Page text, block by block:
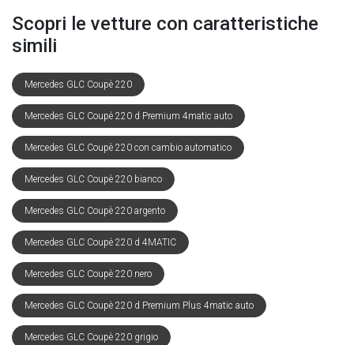
Scopri le vetture con caratteristiche
simili
Mercedes GLC Coupè 220
Mercedes GLC Coupè 220 d Premium 4matic auto
Mercedes GLC Coupè 220 con cambio automatico
Mercedes GLC Coupè 220 bianco
Mercedes GLC Coupè 220 argento
Mercedes GLC Coupè 220 d 4MATIC
Mercedes GLC Coupè 220 nero
Mercedes GLC Coupè 220 d Premium Plus 4matic auto
Mercedes GLC Coupè 220 grigio